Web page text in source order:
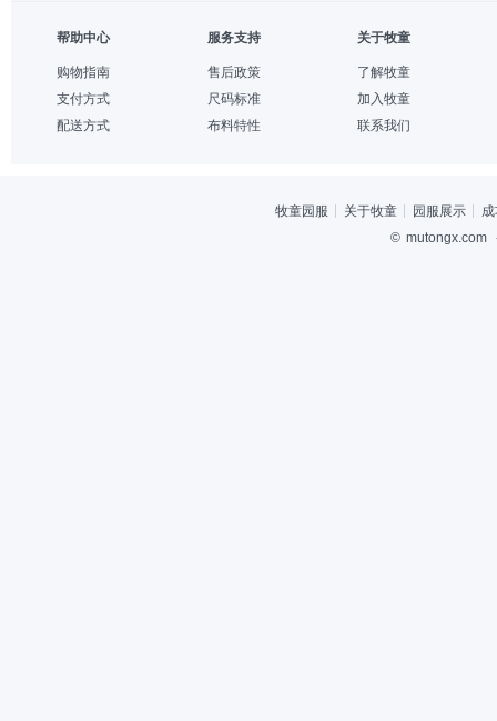
帮助中心
购物指南
支付方式
配送方式
服务支持
售后政策
尺码标准
布料特性
关于牧童
了解牧童
加入牧童
联系我们
牧童园服 关于牧童 园服展示
© mutongx.com